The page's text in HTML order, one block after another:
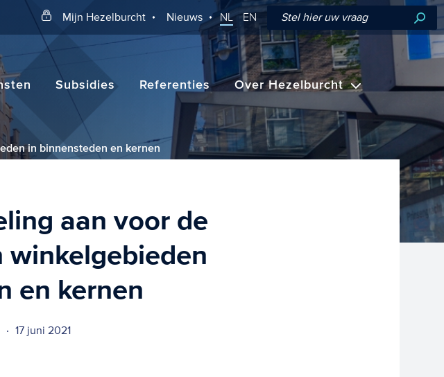
Mijn Hezelburcht Nieuws NL EN
Zoeken
Subsidies Referenties Over Hezelburcht
in binnensteden en kernen
aan voor de
en kernen
17 juni 2021